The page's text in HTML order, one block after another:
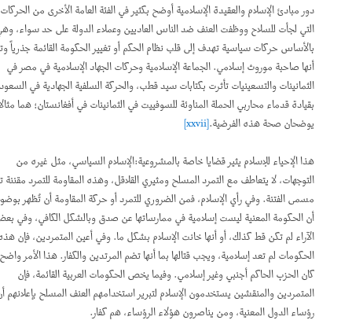
دور مبادئ الإسلام والعقيدة الإسلامية أوضح بكثير في الفئة العامة الأخرى من الحركات
التي لجأت للسلاح ووظفت العنف ضد الناس العاديين وعملاء الدولة على حد سواء، وهي
بالأساس حركات سياسية تهدف إلى قلب نظام الحكم أو تغيير الحكومة القائمة جذرياً وتزعم
أنها صاحبة موروث إسلامي. الجماعة الإسلامية وحركات الجهاد الإسلامية في مصر في
الثمانينات والتسعينيات تأثرت بكتابات سيد قطب، والحركة السلفية الجهادية في السعودية،
بقيادة قدماء محاربي الحملة المناوئة للسوفييت في الثمانينات في أفغانستان؛ هما مثالان
يوضحان صحة هذه الفرضية.[xxvii]
هذا الإحياء للإسلام يثير قضايا خاصة بالمشروعية:الإسلام السياسي، مثل غيره من
التوجهات، لا يتعاطف مع التمرد المسلح ومثيري القلاقل، وهذه المقاومة للتمرد مقننة تحت
مسمى الفتنة. وفي رأي الإسلام، فمن الضروري للتمرد أو حركة المقاومة أن تُظهر بوضوح
أن الحكومة المعنية ليست إسلامية في ممارساتها عن صدق وبالشكل الكافي، وفي بعض
الآراء لم تكن قط كذلك، أو أنها خانت الإسلام بشكل ما. وفي أعين المتمردين، فإن هذه
الحكومات لم تعد إسلامية، ويجب قتالها بما أنها تضم المرتدين والكفار. هذا الأمر واضح إذا
كان الحزب الحاكم أجنبي وغير إسلامي. وفيما يخص الحكومات العربية القائمة، فإن
المتمردين والمنقشين يستخدمون الإسلام لتبرير استخدامهم العنف المسلح بإعلانهم أن
رؤساء الدول المعنية، ومن يناصرون هؤلاء الرؤساء، هم كفار.